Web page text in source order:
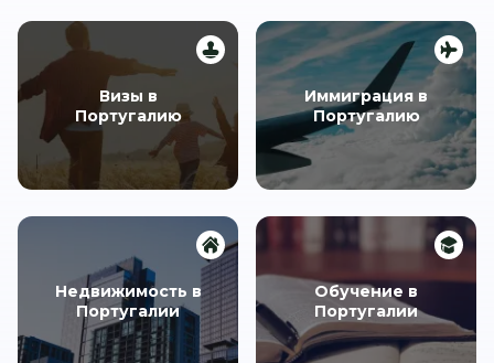
Визы в
Португалию
Иммиграция в
Португалию
Недвижимость в
Португалии
Обучение в
Португалии